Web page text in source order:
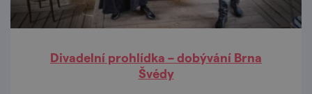
Divadelní prohlídka – dobývání Brna
Švédy